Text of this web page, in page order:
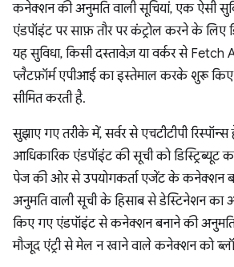
कनेक्शन की अनुमति वाली सूचियां, एक ऐसी
एंडपॉइंट पर साफ़ तौर पर कंट्रोल करने के लिए
यह सुविधा, किसी दस्तावेज़ या वर्कर से Fetch
प्लैटफ़ॉर्म एपीआई का इस्तेमाल करके शुरू
सीमित करती है.
सुझाए गए तरीके में, सर्वर से एचटीटीपी
आधिकारिक एंडपॉइंट की सूची को डिस्ट्रिब्यूट
पेज की ओर से उपयोगकर्ता एजेंट के कनेक्शन
अनुमति वाली सूची के हिसाब से डेस्टिनेशन का
किए गए एंडपॉइंट से कनेक्शन बनाने की अनुमति
मौजूद एंट्री से मेल न खाने वाले कनेक्शन को